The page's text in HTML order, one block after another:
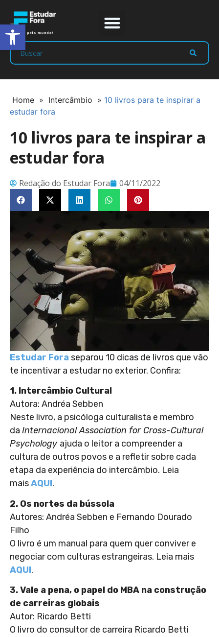
Home » Intercâmbio » 10 livros para te inspirar a
estudar fora
10 livros para te inspirar a
estudar fora
Redação do Estudar Fora 04/11/2022
Estudar Foraseparou 10 dicas de livros que vão
te incentivar a estudar no exterior. Confira:
1. Intercâmbio Cultural
Autora: Andréa Sebben
Neste livro, a psicóloga culturalista e membro
da Internacional Association for Cross-Cultural
Psychology ajuda o leitor a compreender a
cultura de outros povos e a refletir sobre cada
etapa da experiência do intercâmbio. Leia
maisAQUI.
2. Os nortes da bússola
Autores: Andréa Sebben e Fernando Dourado
Filho
O livro é um manual para quem quer conviver e
negociar com culturas estrangeiras. Leia mais
AQUI.
3. Vale a pena, o papel do MBA na construção
de carreiras globais
Autor: Ricardo Betti
O livro do consultor de carreira Ricardo Betti
Abrir a barra de ferramentas